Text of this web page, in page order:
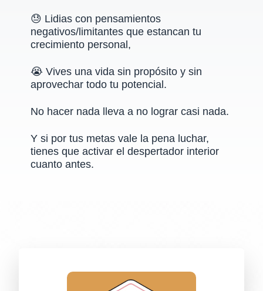
😓 Lidias con pensamientos
negativos/limitantes que estancan tu
crecimiento personal,
😭 Vives una vida sin propósito y sin
aprovechar todo tu potencial.
No hacer nada lleva a no lograr casi nada.
Y si por tus metas vale la pena luchar,
tienes que activar el despertador interior
cuanto antes.